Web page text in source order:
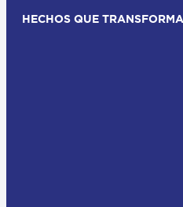
HECHOS QUE